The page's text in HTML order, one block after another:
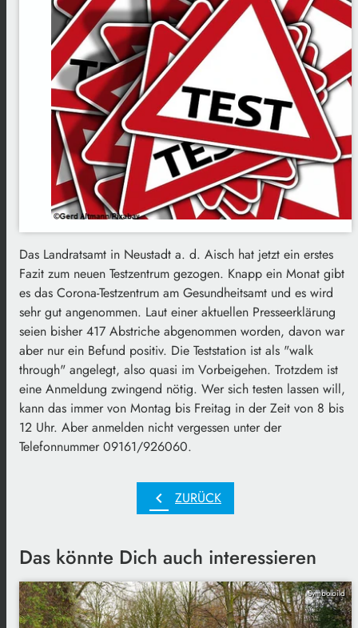
Das Landratsamt in Neustadt a. d. Aisch hat jetzt ein erstes
Fazit zum neuen Testzentrum gezogen. Knapp ein Monat gibt
es das Corona-Testzentrum am Gesundheitsamt und es wird
sehr gut angenommen. Laut einer aktuellen Presseerklärung
seien bisher 417 Abstriche abgenommen worden, davon war
aber nur ein Befund positiv. Die Teststation ist als "walk
through" angelegt, also quasi im Vorbeigehen. Trotzdem ist
eine Anmeldung zwingend nötig. Wer sich testen lassen will,
kann das immer von Montag bis Freitag in der Zeit von 8 bis
12 Uhr. Aber anmelden nicht vergessen unter der
Telefonnummer 09161/926060.
chevron_left ZURÜCK
Das könnte Dich auch interessieren
Symbolbild